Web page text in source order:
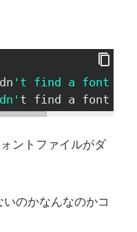
't find a font
t find a font
ントファイルがダ
のかなんなのかコ